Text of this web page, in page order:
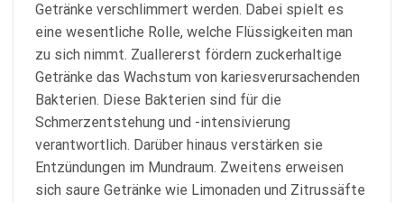
Getränke verschlimmert werden. Dabei spielt es
eine wesentliche Rolle, welche Flüssigkeiten man
zu sich nimmt. Zuallererst fördern zuckerhaltige
Getränke das Wachstum von kariesverursachenden
Bakterien. Diese Bakterien sind für die
Schmerzentstehung und -intensivierung
verantwortlich. Darüber hinaus verstärken sie
Entzündungen im Mundraum. Zweitens erweisen
sich saure Getränke wie Limonaden und Zitrussäfte